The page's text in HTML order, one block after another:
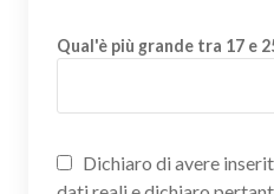
Qual'è più grande tra 17 e
Dichiaro di avere